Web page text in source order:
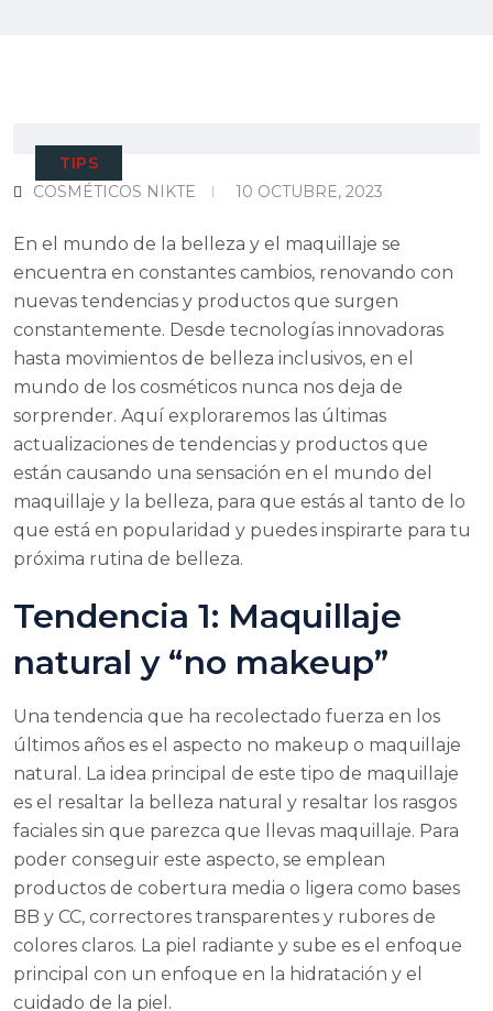
TIPS
COSMÉTICOS NIKTE
10 OCTUBRE, 2023
En el mundo de la belleza y el maquillaje se
encuentra en constantes cambios, renovando con
nuevas tendencias y productos que surgen
constantemente. Desde tecnologías innovadoras
hasta movimientos de belleza inclusivos, en el
mundo de los cosméticos nunca nos deja de
sorprender. Aquí exploraremos las últimas
actualizaciones de tendencias y productos que
están causando una sensación en el mundo del
maquillaje y la belleza, para que estás al tanto de lo
que está en popularidad y puedes inspirarte para tu
próxima rutina de belleza.
Tendencia 1: Maquillaje
natural y “no makeup”
Una tendencia que ha recolectado fuerza en los
últimos años es el aspecto no makeup o maquillaje
natural. La idea principal de este tipo de maquillaje
es el resaltar la belleza natural y resaltar los rasgos
faciales sin que parezca que llevas maquillaje. Para
poder conseguir este aspecto, se emplean
productos de cobertura media o ligera como bases
BB y CC, correctores transparentes y rubores de
colores claros. La piel radiante y sube es el enfoque
principal con un enfoque en la hidratación y el
cuidado de la piel.